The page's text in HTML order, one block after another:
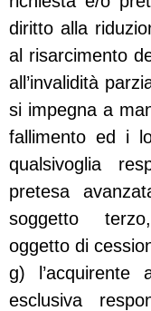
diritto alla
al risarcimento
all’invalidità
si impegna a
fallimento ed i
qualsivoglia
pretesa
soggetto
oggetto di
g) l’acquirente
esclusiva